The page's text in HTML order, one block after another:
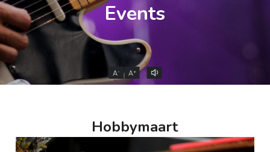
Events
A- A+
Hobbymaart